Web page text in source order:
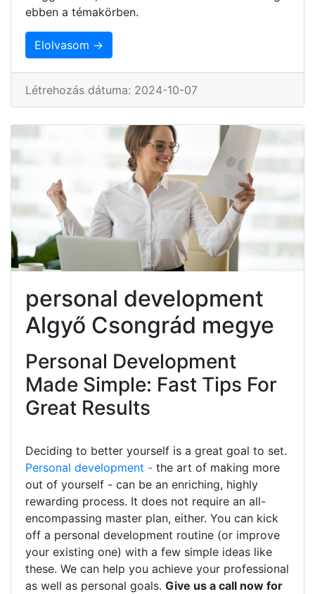
ebben a témakörben.
Elolvasom →
Létrehozás dátuma: 2024-10-07
personal development
Algyő Csongrád megye
Personal Development
Made Simple: Fast Tips For
Great Results
Deciding to better yourself is a great goal to set.
Personal development - the art of making more
out of yourself - can be an enriching, highly
rewarding process. It does not require an all-
encompassing master plan, either. You can kick
off a personal development routine (or improve
your existing one) with a few simple ideas like
these. We can help you achieve your professional
as well as personal goals. Give us a call now for